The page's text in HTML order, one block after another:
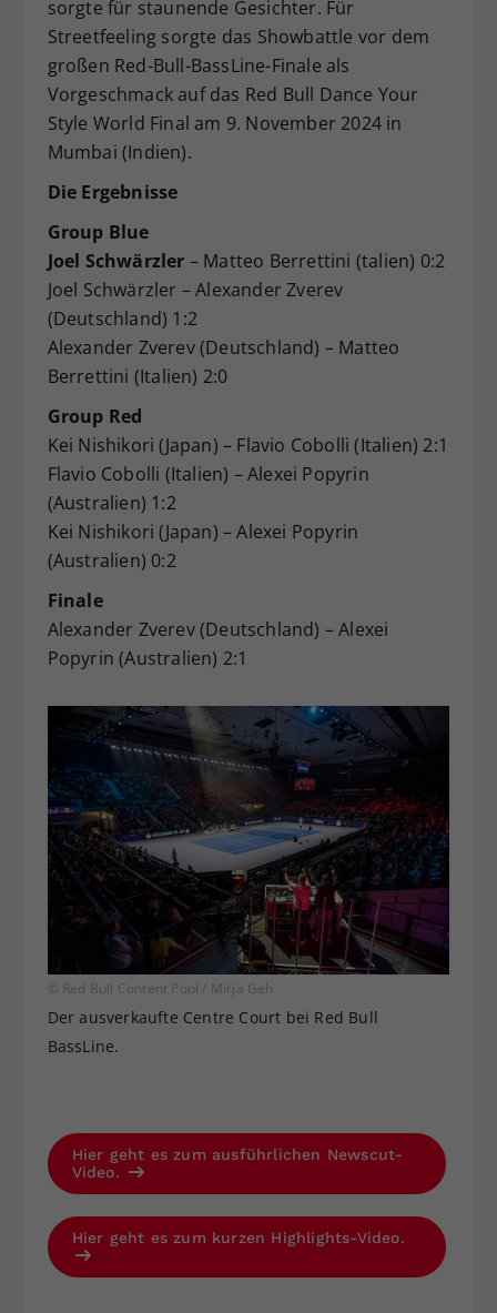
sorgte für staunende Gesichter. Für
Streetfeeling sorgte das Showbattle vor dem
großen Red-Bull-BassLine-Finale als
Vorgeschmack auf das Red Bull Dance Your
Style World Final am 9. November 2024 in
Mumbai (Indien).
Die Ergebnisse
Group Blue
Joel Schwärzler – Matteo Berrettini (talien) 0:2
Joel Schwärzler – Alexander Zverev
(Deutschland) 1:2
Alexander Zverev (Deutschland) – Matteo
Berrettini (Italien) 2:0
Group Red
Kei Nishikori (Japan) – Flavio Cobolli (Italien) 2:1
Flavio Cobolli (Italien) – Alexei Popyrin
(Australien) 1:2
Kei Nishikori (Japan) – Alexei Popyrin
(Australien) 0:2
Finale
Alexander Zverev (Deutschland) – Alexei
Popyrin (Australien) 2:1
© Red Bull Content Pool / Mirja Geh
Der ausverkaufte Centre Court bei Red Bull
BassLine.
Hier geht es zum ausführlichen Newscut-
Video.
Hier geht es zum kurzen Highlights-Video.